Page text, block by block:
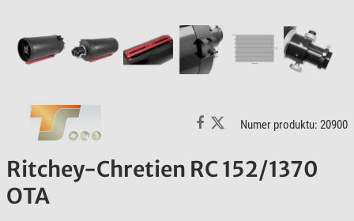
Numer produktu: 20900
Ritchey-Chretien RC 152/1370
OTA